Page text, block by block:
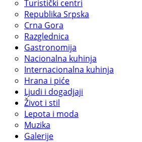
Turistički centri
Republika Srpska
Crna Gora
Razglednica
Gastronomija
Nacionalna kuhinja
Internacionalna kuhinja
Hrana i piće
Ljudi i dogadjaji
Život i stil
Lepota i moda
Muzika
Galerije